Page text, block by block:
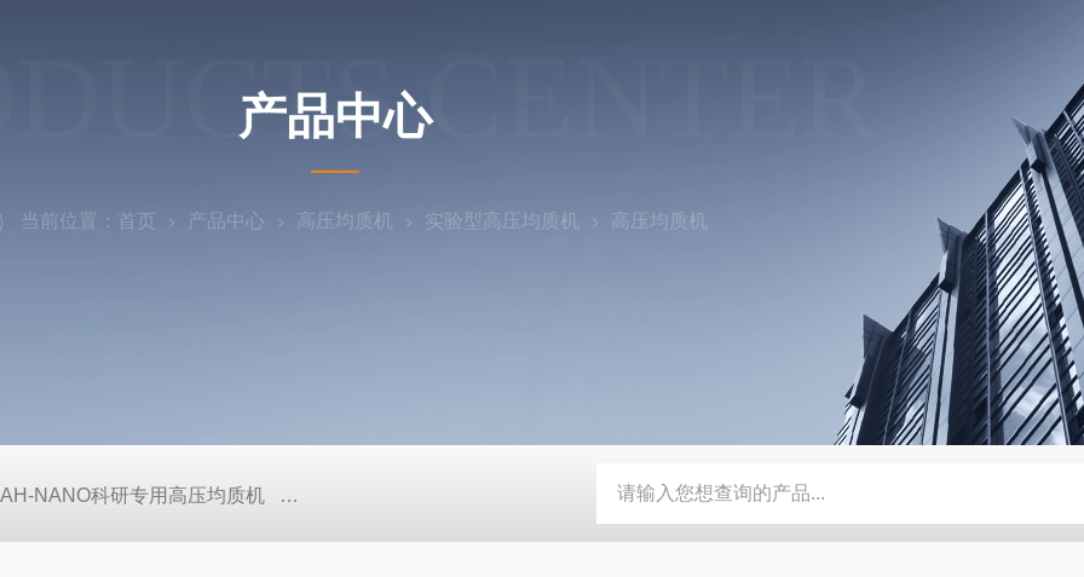
CENTER
产品中心
当前位置： 首页 产品中心 高压均质机 实验型高压均质机 高压均质机
AH-NANO科研专用高压均质机 AH12-150小规模生产型高压均质机 AH-PILOT系列中试型高压均质机